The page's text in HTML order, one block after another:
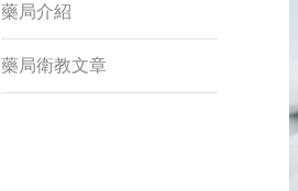
藥局介紹
藥局衛教文章